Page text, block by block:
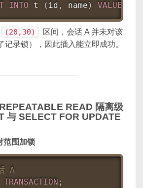
INTO t ( id , name ) VALUES
(20,30)
区间，会话 A 并未对该
记录锁），因此插入能立即成功。
READ 隔离级
与 SELECT FOR UPDATE
范围加锁
A
TRANSACTION ;